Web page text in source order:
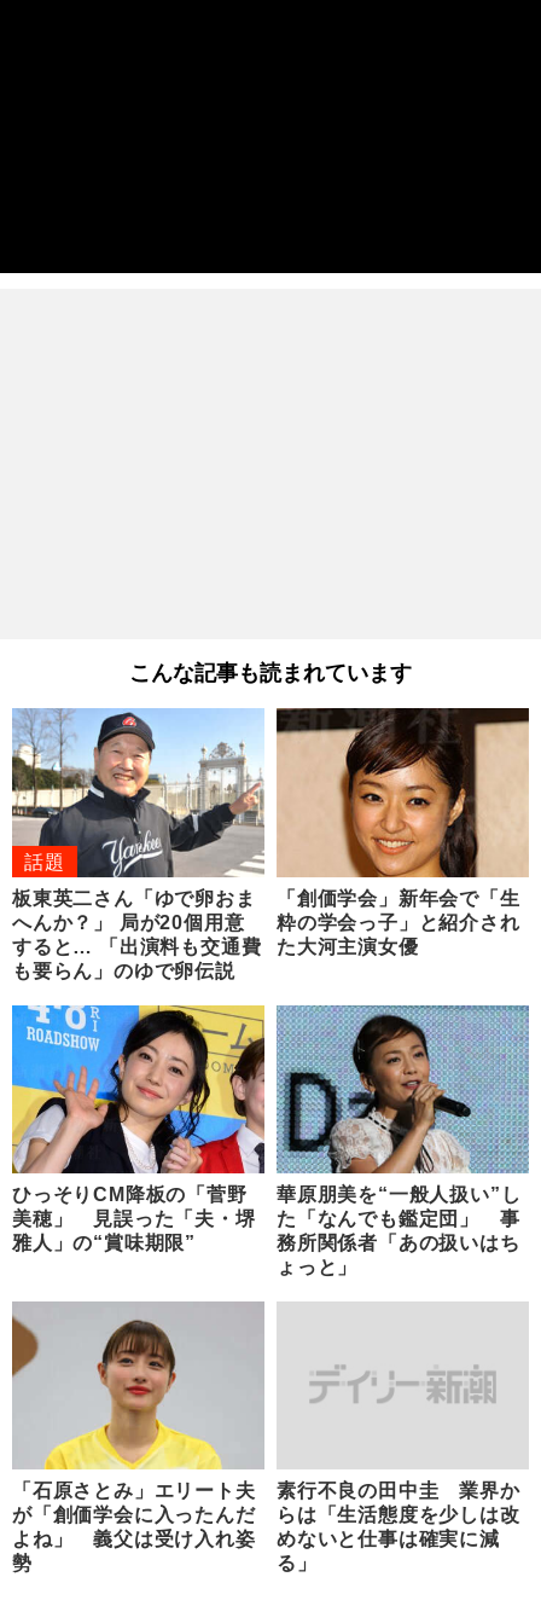
こんな記事も読まれています
話題
板東英二さん「ゆで卵おま
へんか？」 局が20個用意
すると… 「出演料も交通費
も要らん」のゆで卵伝説
「創価学会」新年会で「生
粋の学会っ子」と紹介され
た大河主演女優
ひっそりCM降板の「菅野
美穂」 見誤った「夫・堺
雅人」の“賞味期限”
華原朋美を“一般人扱い”し
た「なんでも鑑定団」 事
務所関係者「あの扱いはち
ょっと」
「石原さとみ」エリート夫
が「創価学会に入ったんだ
よね」 義父は受け入れ姿
勢
素行不良の田中圭 業界か
らは「生活態度を少しは改
めないと仕事は確実に減
る」